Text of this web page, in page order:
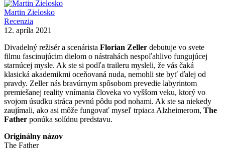
Martin Zielosko
Recenzia
12. apríla 2021
Divadelný režisér a scenárista Florian Zeller debutuje vo svete
filmu fascinujúcim dielom o nástrahách nespoľahlivo fungujúcej
starnúcej mysle. Ak ste si podľa traileru mysleli, že vás čaká
klasická akademikmi oceňovaná nuda, nemohli ste byť ďalej od
pravdy. Zeller nás bravúrnym spôsobom prevedie labyrintom
premiešanej reality vnímania človeka vo vyššom veku, ktorý vo
svojom úsudku stráca pevnú pôdu pod nohami. Ak ste sa niekedy
zaujímali, ako asi môže fungovať myseľ trpiaca Alzheimerom, The
Father ponúka solídnu predstavu.
Originálny názov
The Father